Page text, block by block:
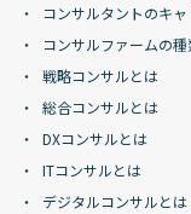
コンサルタントのキャ
コンサルファームの種
戦略コンサルとは
総合コンサルとは
DXコンサルとは
ITコンサルとは
デジタルコンサルとは